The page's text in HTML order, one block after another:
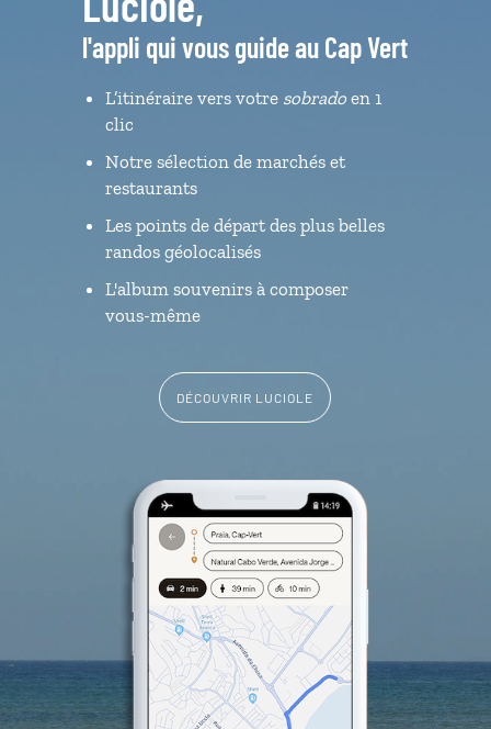
l'appli qui vous guide au Cap Vert
L’itinéraire vers votre sobrado en 1
clic
Notre sélection de marchés et
restaurants
Les points de départ des plus belles
randos géolocalisés
L'album souvenirs à composer
vous-même
DÉCOUVRIR LUCIOLE